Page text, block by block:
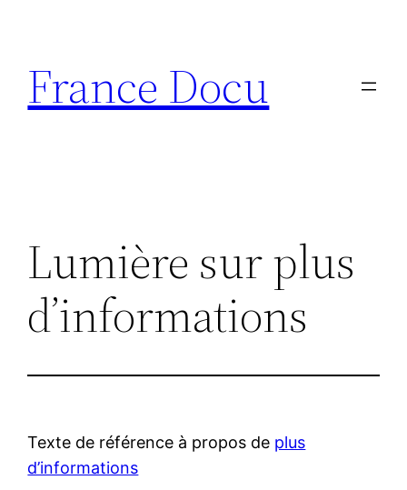
contenu
France Docu
Lumière sur plus
d’informations
Texte de référence à propos de plus
d’informations